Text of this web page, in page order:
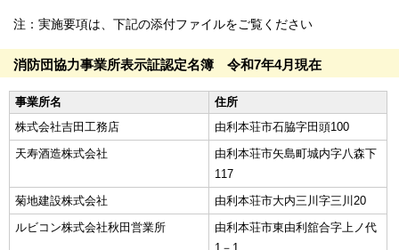
注：実施要項は、下記の添付ファイルをご覧ください
消防団協力事業所表示証認定名簿 令和7年4月現在
事業所名
住所
株式会社吉田工務店
由利本荘市石脇字田頭100
天寿酒造株式会社
由利本荘市矢島町城内字八森下
117
菊地建設株式会社
由利本荘市大内三川字三川20
ルビコン株式会社秋田営業所
由利本荘市東由利舘合字上ノ代